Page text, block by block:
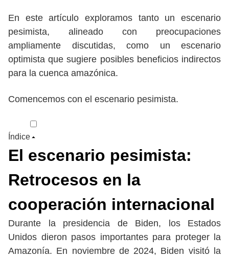
En este artículo exploramos tanto un escenario
pesimista, alineado con preocupaciones
ampliamente discutidas, como un escenario
optimista que sugiere posibles beneficios indirectos
para la cuenca amazónica.
Comencemos con el escenario pesimista.
Índice
El escenario pesimista:
Retrocesos en la
cooperación internacional
Durante la presidencia de Biden, los Estados
Unidos dieron pasos importantes para proteger la
Amazonía. En noviembre de 2024, Biden visitó la